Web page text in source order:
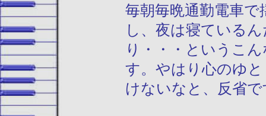
毎朝毎晩通勤電車
し、夜は寝ている
り・・・というこ
す。やはり心のゆ
けないなと、反省で